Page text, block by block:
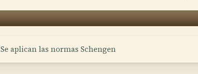
Se aplican las normas Schengen